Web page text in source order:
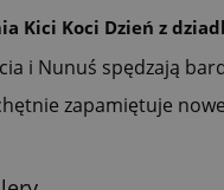
Kici Koci Dzień z
i Nunuś spędzają
zapamiętuje